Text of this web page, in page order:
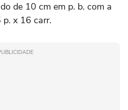
de 10 cm em p. b. com a
p. x 16 carr.